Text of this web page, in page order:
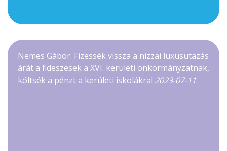
Nemes Gábor: Fizessék vissza a nizzai luxusutazás
árát a fideszesek a XVI. kerületi önkormányzatnak,
költsék a pénzt a kerületi iskolákra! 2023-07-11